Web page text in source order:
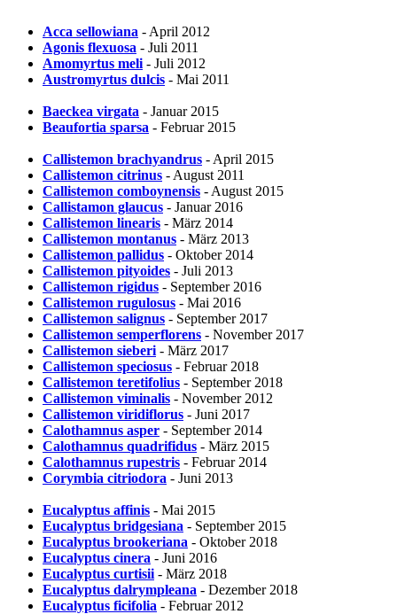
Acca sellowiana - April 2012
Agonis flexuosa - Juli 2011
Amomyrtus meli - Juli 2012
Austromyrtus dulcis - Mai 2011
Baeckea virgata - Januar 2015
Beaufortia sparsa - Februar 2015
Callistemon brachyandrus - April 2015
Callistemon citrinus - August 2011
Callistemon comboynensis - August 2015
Callistamon glaucus - Januar 2016
Callistemon linearis - März 2014
Callistemon montanus - März 2013
Callistemon pallidus - Oktober 2014
Callistemon pityoides - Juli 2013
Callistemon rigidus - September 2016
Callistemon rugulosus - Mai 2016
Callistemon salignus - September 2017
Callistemon semperflorens - November 2017
Callistemon sieberi - März 2017
Callistemon speciosus - Februar 2018
Callistemon teretifolius - September 2018
Callistemon viminalis - November 2012
Callistemon viridiflorus - Juni 2017
Calothamnus asper - September 2014
Calothamnus quadrifidus - März 2015
Calothamnus rupestris - Februar 2014
Corymbia citriodora - Juni 2013
Eucalyptus affinis - Mai 2015
Eucalyptus bridgesiana - September 2015
Eucalyptus brookeriana - Oktober 2018
Eucalyptus cinera - Juni 2016
Eucalyptus curtisii - März 2018
Eucalyptus dalrympleana - Dezember 2018
Eucalyptus ficifolia - Februar 2012